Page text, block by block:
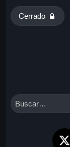
Cerrado